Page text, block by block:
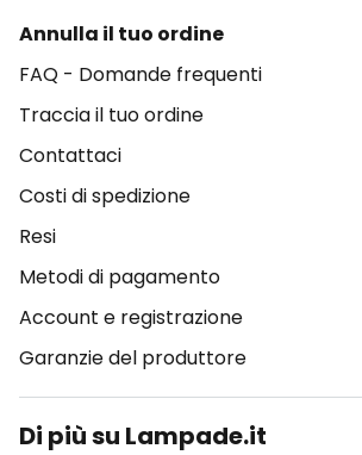
Annulla il tuo ordine
FAQ - Domande frequenti
Traccia il tuo ordine
Contattaci
Costi di spedizione
Resi
Metodi di pagamento
Account e registrazione
Garanzie del produttore
Di più su Lampade.it